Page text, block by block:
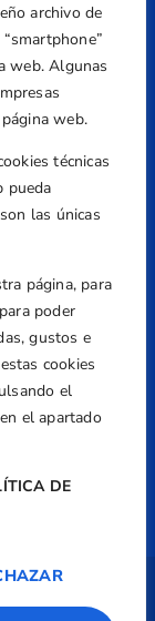
archivo de
web. Algunas
web.
técnicas
pueda
las únicas
página, para
poder
gustos e
cookies
el
el apartado
DE
Peral i
46980,